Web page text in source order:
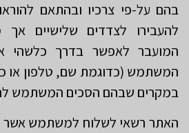
בהם על-פי צרכיו ובהתאם
להעבירו לצדדים שלישיים
המועבר לאפשר בדרך כלשהי
המשתמש (כדוגמת שם, טלפון או
במקרים שבהם הסכים המשתמש
האתר רשאי לשלוח למשתמש אשר